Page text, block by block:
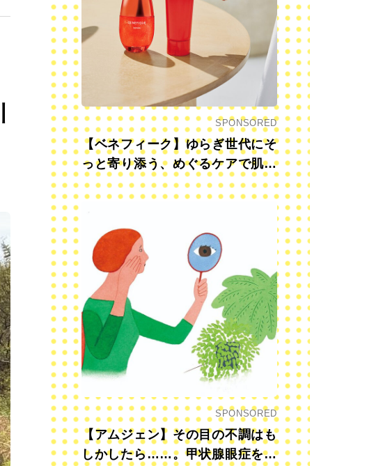
SPONSORED
【ベネフィーク】ゆらぎ世代にそ
っと寄り添う、めぐるケアで肌も
心も前向きに
SPONSORED
【アムジェン】その目の不調はも
しかしたら……。甲状腺眼症を知